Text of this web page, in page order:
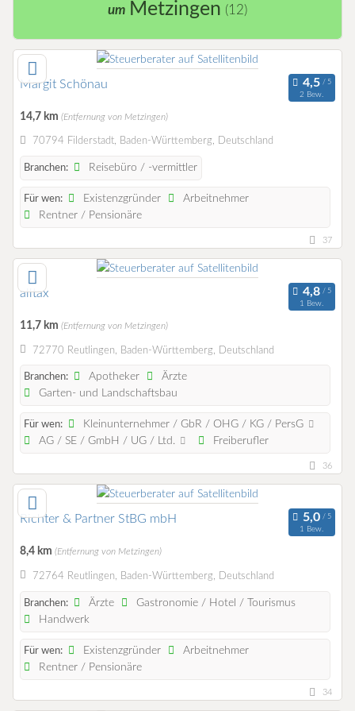
um Metzingen (12)
Margit Schönau
2 Bew.
14,7 km (Entfernung von Metzingen)
70794 Filderstadt, Baden-Württemberg, Deutschland
Branchen: Reisebüro / -vermittler
Für wen: Existenzgründer
Arbeitnehmer
Rentner / Pensionäre
37
alltax
1 Bew.
11,7 km (Entfernung von Metzingen)
72770 Reutlingen, Baden-Württemberg, Deutschland
Branchen: Apotheker
Ärzte
Garten- und Landschaftsbau
Für wen:
Kleinunternehmer / GbR / OHG / KG / PersG
AG / SE / GmbH / UG / Ltd.
Freiberufler
36
Richter & Partner StBG mbH
1 Bew.
8,4 km (Entfernung von Metzingen)
72764 Reutlingen, Baden-Württemberg, Deutschland
Branchen: Ärzte
Gastronomie / Hotel / Tourismus
Handwerk
Für wen: Existenzgründer
Arbeitnehmer
Rentner / Pensionäre
34